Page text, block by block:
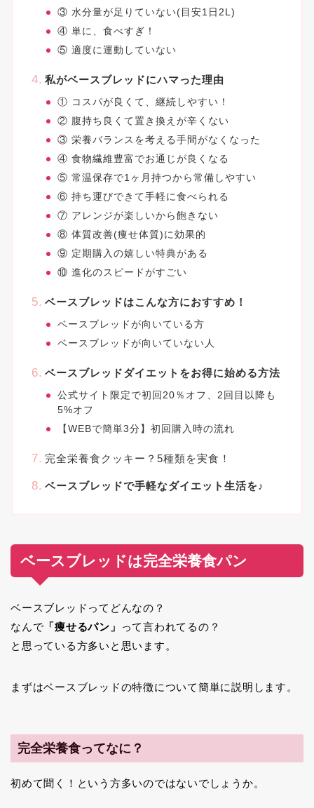
③ 水分量が足りていない(目安1日2L)
④ 単に、食べすぎ！
⑤ 適度に運動していない
私がベースブレッドにハマった理由
① コスパが良くて、継続しやすい！
② 腹持ち良くて置き換えが辛くない
③ 栄養バランスを考える手間がなくなった
④ 食物繊維豊富でお通じが良くなる
⑤ 常温保存で1ヶ月持つから常備しやすい
⑥ 持ち運びできて手軽に食べられる
⑦ アレンジが楽しいから飽きない
⑧ 体質改善(痩せ体質)に効果的
⑨ 定期購入の嬉しい特典がある
⑩ 進化のスピードがすごい
ベースブレッドはこんな方におすすめ！
ベースブレッドが向いている方
ベースブレッドが向いていない人
ベースブレッドダイエットをお得に始める方法
公式サイト限定で初回20％オフ、2回目以降も
5%オフ
【WEBで簡単3分】初回購入時の流れ
完全栄養食クッキー？5種類を実食！
ベースブレッドで手軽なダイエット生活を♪
ベースブレッドは完全栄養食パン
ベースブレッドってどんなの？
なんで 「痩せるパン」
って言われてるの？
と思っている方多いと思います。
まずはベースブレッドの特徴について簡単に説明します。
完全栄養食ってなに？
初めて聞く！という方多いのではないでしょうか。